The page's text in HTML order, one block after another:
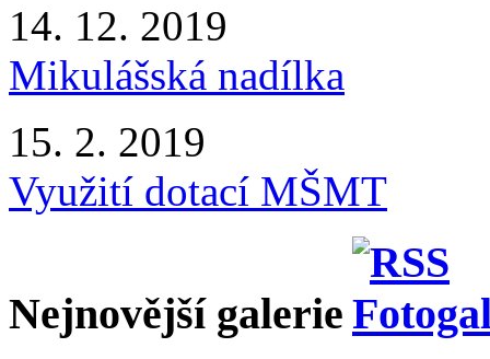
14. 12. 2019
Mikulášská nadílka
15. 2. 2019
Využití dotací MŠMT
Nejnovější galerie